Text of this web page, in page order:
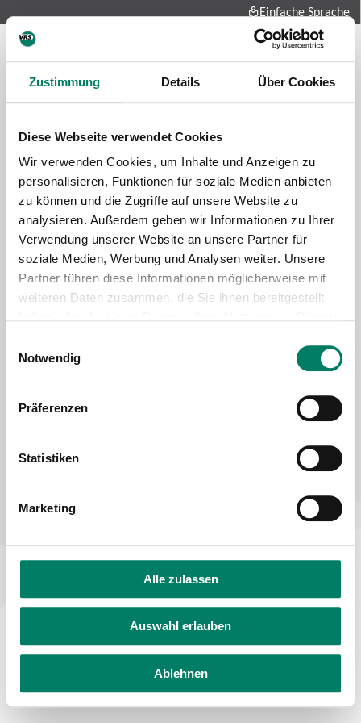
Zustimmung Details Über Cookies
Diese Webseite verwendet Cookies
Wir verwenden Cookies, um Inhalte und Anzeigen zu
personalisieren, Funktionen für soziale Medien anbieten
zu können und die Zugriffe auf unsere Website zu
analysieren. Außerdem geben wir Informationen zu Ihrer
Verwendung unserer Website an unsere Partner für
soziale Medien, Werbung und Analysen weiter. Unsere
Partner führen diese Informationen möglicherweise mit
weiteren Daten zusammen, die Sie ihnen bereitgestellt
Notwendig
Präferenzen
Statistiken
Marketing
Alle zulassen
Auswahl erlauben
Ablehnen
Einfache Sprache
Future-mobility
About us
Press and media
Career
Declaration on accessibility
Feedback on accessibility